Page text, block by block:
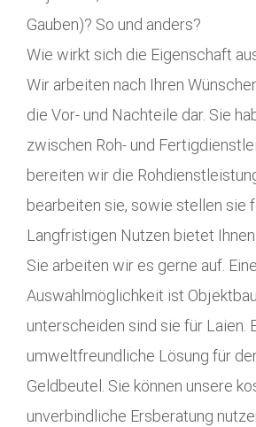
Gauben)? So und anders?
Wie wirkt sich die Eigenschaft
Wir arbeiten nach Ihren
die Vor- und Nachteile dar. Sie
zwischen Roh- und
bereiten wir die
bearbeiten sie, sowie stellen sie
Langfristigen Nutzen bietet
Sie arbeiten wir es gerne auf.
Auswahlmöglichkeit ist
unterscheiden sind sie für Laien.
umweltfreundliche Lösung für
Geldbeutel. Sie können unsere
unverbindliche Ersberatung